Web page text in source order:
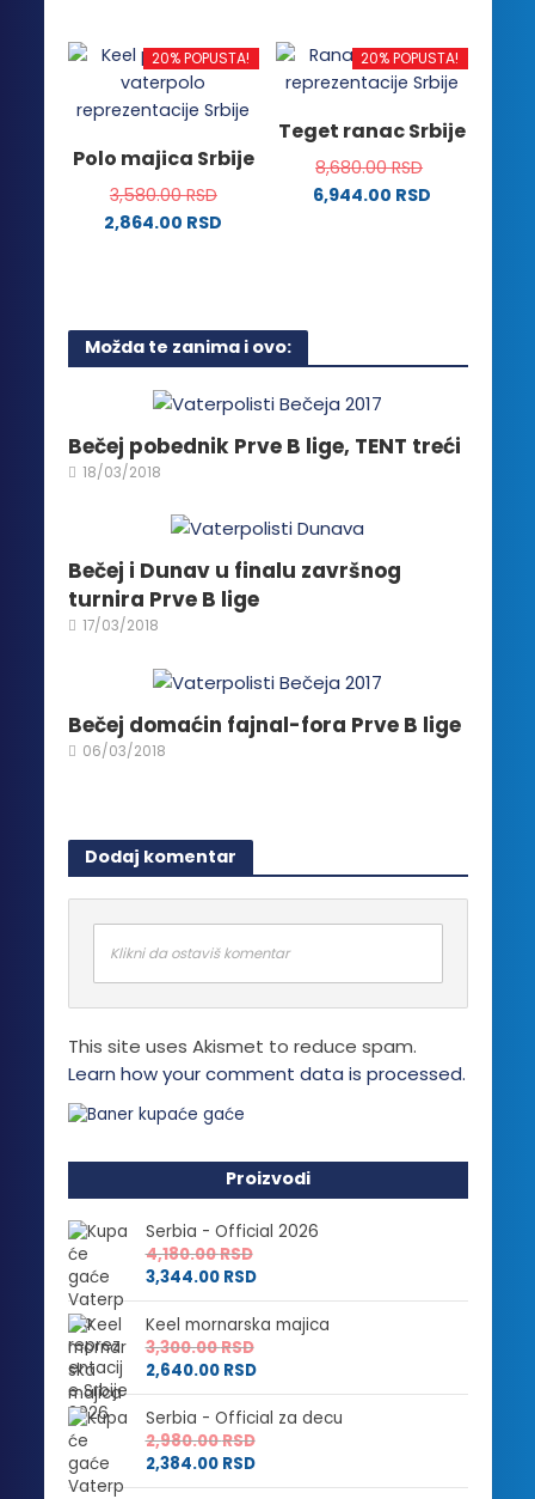
proizvoda.
proizvoda.
ima
više
varijanti.
mogu
biti
izabrane
više
varijanti.
mogu
biti
izabrane
20% POPUSTA!
Polo majica Srbije
3,580.00RSD
2,864.00 RSD
više
varijanti.
Opcije
mogu
biti
stranici
20% POPUSTA!
Teget ranac Srbije
8,680.00RSD
6,944.00 RSD
Možda te zanima i ovo:
Bečej pobednik Prve B lige, TENT treći
18/03/2018
Bečej i Dunav u finalu završnog
turnira Prve B lige
17/03/2018
Bečej domaćin fajnal-fora Prve B lige
06/03/2018
Dodaj komentar
Klikni da ostaviš komentar
This site uses Akismet to reduce spam.
Learn how your comment data is processed.
Proizvodi
Serbia - Official 2026
4,180.00RSD
3,344.00 RSD
Keel mornarska majica
3,300.00RSD
2,640.00 RSD
Serbia - Official za decu
2,980.00RSD
2,384.00 RSD